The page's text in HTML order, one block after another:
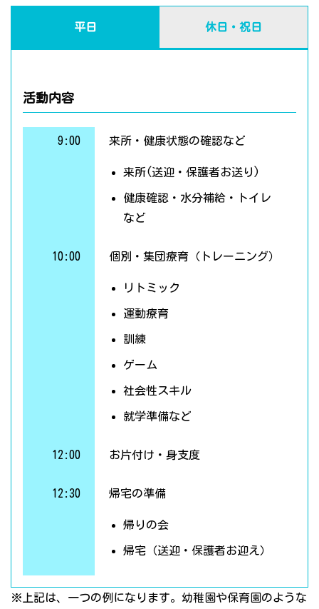
平日 休日・祝日
活動内容
9:00 来所・健康状態の確認など
来所(送迎・保護者お送り)
健康確認・水分補給・トイレ
など
10:00 個別・集団療育（トレーニング）
リトミック
運動療育
訓練
ゲーム
社会性スキル
就学準備など
12:00 お片付け・身支度
12:30 帰宅の準備
帰りの会
帰宅（送迎・保護者お迎え）
※上記は、一つの例になります。幼稚園や保育園のような